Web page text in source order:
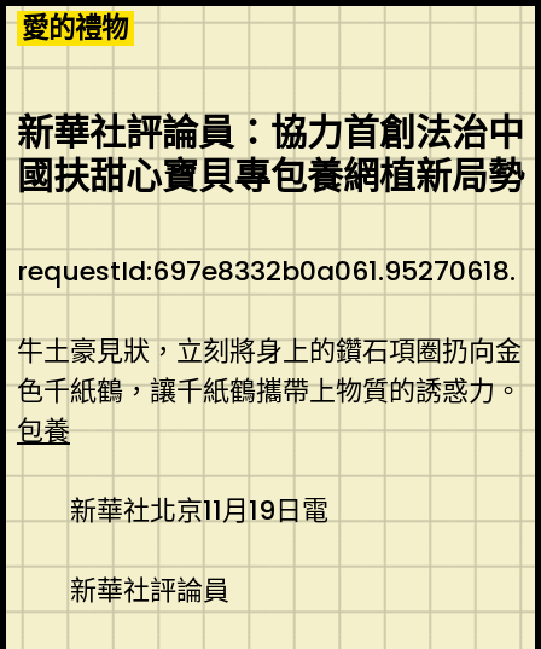
Skip
to
content
愛的禮物
新華社評論員：協力首創法治中
國扶甜心寶貝專包養網植新局勢
requestId:697e8332b0a061.95270618.
牛土豪見狀，立刻將身上的鑽石項圈扔向金
色千紙鶴，讓千紙鶴攜帶上物質的誘惑力。
包養
新華社北京11月19日電
新華社評論員